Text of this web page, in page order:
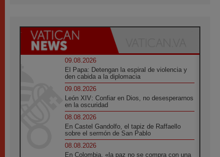
09.08.2026
El Papa: Detengan la espiral de violencia y
den cabida a la diplomacia
09.08.2026
León XIV: Confiar en Dios, no desesperarnos
en la oscuridad
08.08.2026
En Castel Gandolfo, el tapiz de Raffaello
sobre el sermón de San Pablo
08.08.2026
En Colombia, «la paz no se compra con una